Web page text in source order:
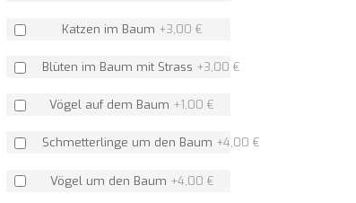
Katzen im Baum +3,00 €
Blüten im Baum mit Strass +3,00 €
Vögel auf dem Baum +1,00 €
Schmetterlinge um den Baum +4,00 €
Vögel um den Baum +4,00 €